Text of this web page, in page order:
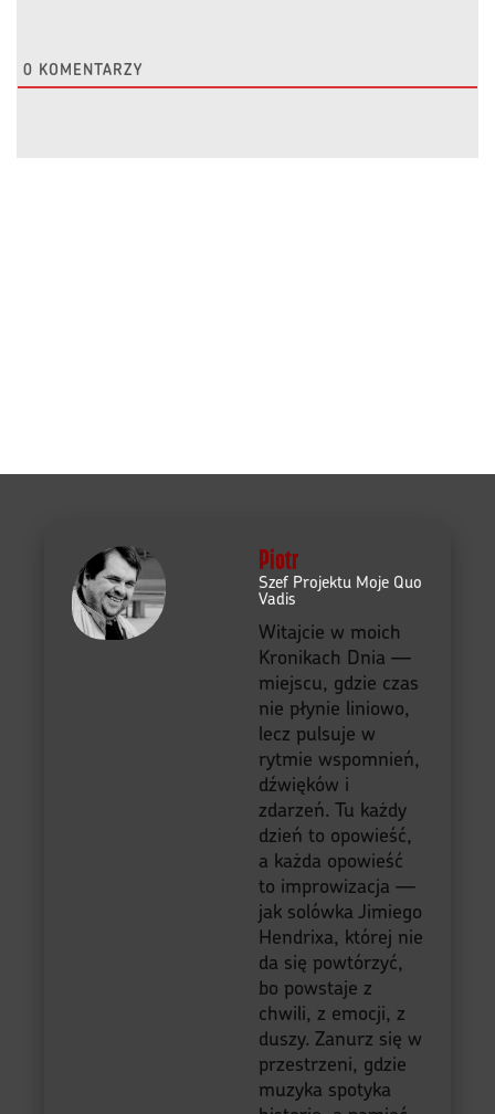
0 KOMENTARZY
Piotr
Szef Projektu Moje Quo
Vadis
Witajcie w moich
Kronikach Dnia —
miejscu, gdzie czas
nie płynie liniowo,
lecz pulsuje w
rytmie wspomnień,
dźwięków i
zdarzeń. Tu każdy
dzień to opowieść,
a każda opowieść
to improwizacja —
jak solówka Jimiego
Hendrixa, której nie
da się powtórzyć,
bo powstaje z
chwili, z emocji, z
duszy. Zanurz się w
przestrzeni, gdzie
muzyka spotyka